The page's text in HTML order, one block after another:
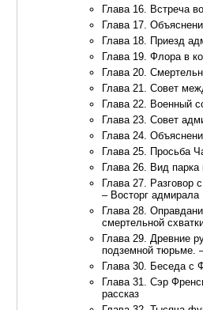
Глава 16. Встреча
Глава 17.
Глава 18. Приезд
Глава 19. Флора в
Глава 20.
Глава 21. Совет
Глава 22. Военный
Глава 23. Совет
Глава 24.
Глава 25. Просьба
Глава 26. Вид
Глава 27.
– Восторг адмирала
Глава 28.
смертельной
Глава 29. Древние
подземной тюрьме.
Глава 30. Беседа с
Глава 31. Сэр
рассказ